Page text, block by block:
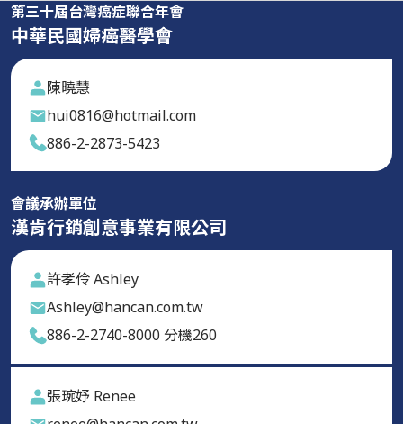
第三十屆台灣癌症聯合年會
中華民國婦癌醫學會
陳曉慧
hui0816@hotmail.com
886-2-2873-5423
會議承辦單位
漢肯行銷創意事業有限公司
許孝伶 Ashley
Ashley@hancan.com.tw
886-2-2740-8000 分機260
張琬妤 Renee